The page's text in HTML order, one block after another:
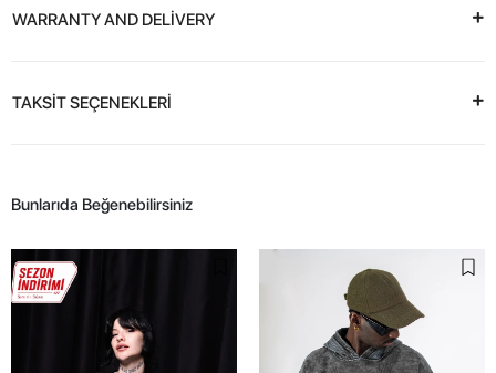
WARRANTY AND DELİVERY
TAKSİT SEÇENEKLERİ
Bunlarıda Beğenebilirsiniz